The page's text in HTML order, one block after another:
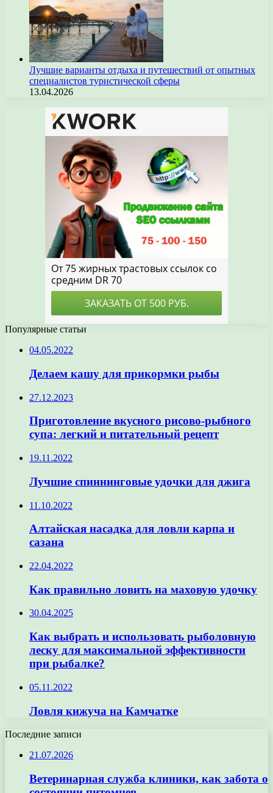
Лучшие варианты отдыха и путешествий от опытных
специалистов туристической сферы
13.04.2026
Популярные статьи
04.05.2022
Делаем кашу для прикормки рыбы
27.12.2023
Приготовление вкусного рисово-рыбного
супа: легкий и питательный рецепт
19.11.2022
Лучшие спиннинговые удочки для джига
11.10.2022
Алтайская насадка для ловли карпа и
сазана
22.04.2022
Как правильно ловить на маховую удочку
30.04.2025
Как выбрать и использовать рыболовную
леску для максимальной эффективности
при рыбалке?
05.11.2022
Ловля кижуча на Камчатке
Последние записи
21.07.2026
Ветеринарная служба клиники, как забота о